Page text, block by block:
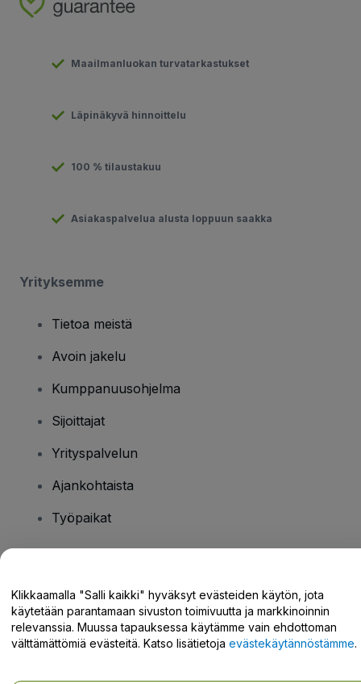
Maailmanluokan turvatarkastukset
Läpinäkyvä hinnoittelu
100 % tilaustakuu
Asiakaspalvelua alusta loppuun saakka
Yrityksemme
Tietoa meistä
Avoin jakelu
Kumppanuusohjelma
Sijoittajat
Yrityspalvelun
Ajankohtaista
Työpaikat
Tukikeskus / Ota meihin yhteyttä
Klikkaamalla "Salli kaikki" hyväksyt evästeiden käytön, jota
käytetään parantamaan sivuston toimivuutta ja markkinoinnin
relevanssia. Muussa tapauksessa käytämme vain ehdottoman
välttämättömiä evästeitä. Katso lisätietoja evästekäytännöstämme.